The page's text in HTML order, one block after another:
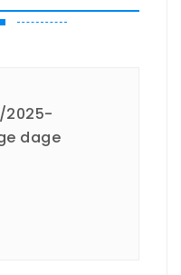
2025-
dage